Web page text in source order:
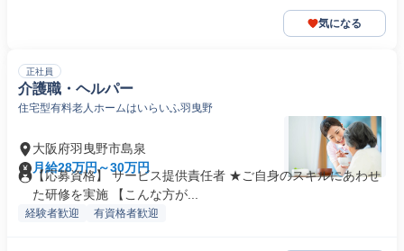
気になる
正社員
介護職・ヘルパー
住宅型有料老人ホームはいらいふ羽曳野
大阪府羽曳野市島泉
月給28万円～30万円
【応募資格】 サービス提供責任者 ★ご自身のスキルにあわせ
た研修を実施 【こんな方が...
経験者歓迎 有資格者歓迎